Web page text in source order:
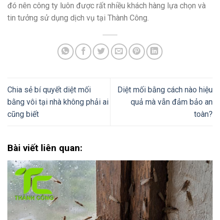
đó nên công ty luôn được rất nhiều khách hàng lựa chọn và
tin tưởng sử dụng dịch vụ tại Thành Công.
Chia sẻ bí quyết diệt mối
bằng vôi tại nhà không phải ai
cũng biết
Diệt mối bằng cách nào hiệu
quả mà vẫn đảm bảo an
toàn?
Bài viết liên quan: